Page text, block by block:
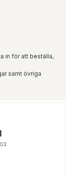
in för att beställa,
samt övriga